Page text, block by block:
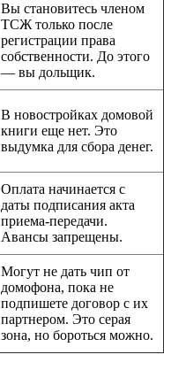
Вы становитесь членом
ТСЖ только после
регистрации права
собственности. До этого
— вы дольщик.
В новостройках домовой
книги еще нет. Это
выдумка для сбора денег.
Оплата начинается с
даты подписания акта
приема-передачи.
Авансы запрещены.
Могут не дать чип от
домофона, пока не
подпишете договор с их
партнером. Это серая
зона, но бороться можно.